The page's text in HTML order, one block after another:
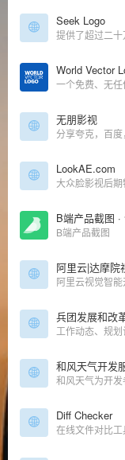
Seek Logo
提供了超过二
World Vector
一个免费、无
无朋影视
分享夸克，百
LookAE.com
大众脸影视后期
B端产品截图 ·
B端产品截图
阿里云|达摩院
兵团发展和改
工作动态、规
和风天气开发
Diff Checker
在线文件对比工